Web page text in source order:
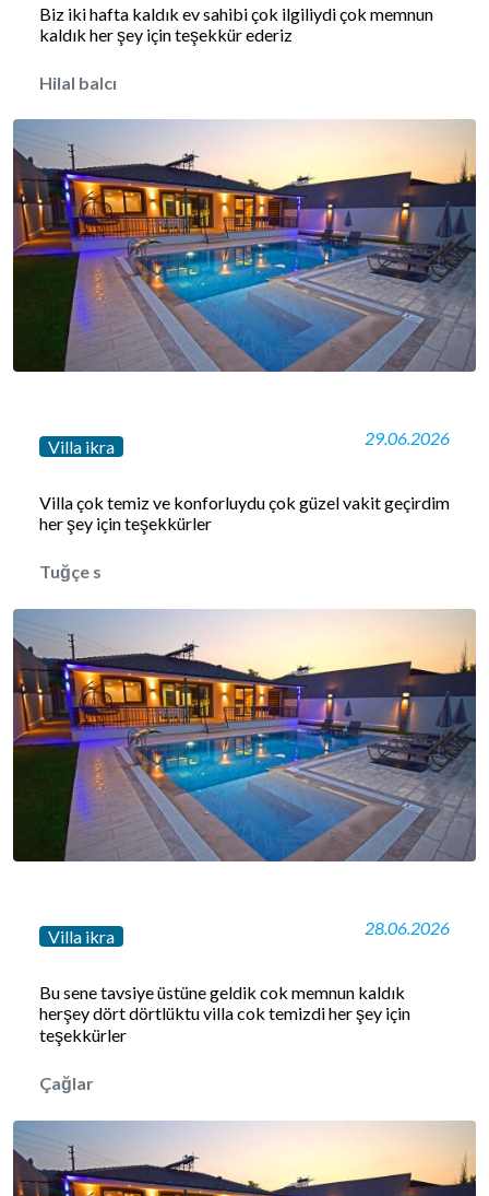
Biz iki hafta kaldık ev sahibi çok ilgiliydi çok memnun
kaldık her şey için teşekkür ederiz
Hilal balcı
Villa ikra 29.06.2026
Villa çok temiz ve konforluydu çok güzel vakit geçirdim
her şey için teşekkürler
Tuğçe s
Villa ikra 28.06.2026
Bu sene tavsiye üstüne geldik cok memnun kaldık
herşey dört dörtlüktu villa cok temizdi her şey için
teşekkürler
Çağlar